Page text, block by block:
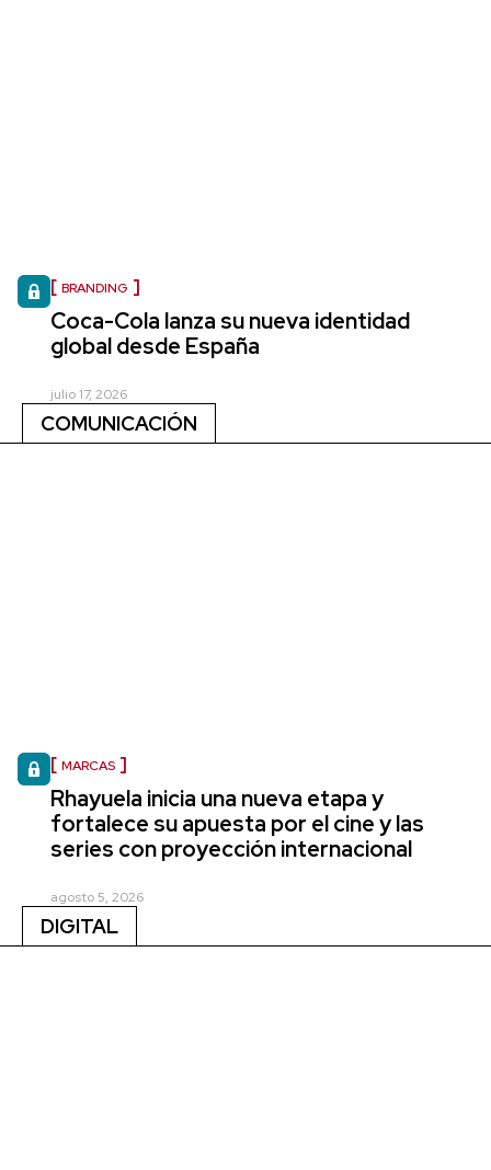
BRANDING
Coca-Cola lanza su nueva identidad
global desde España
julio 17, 2026
COMUNICACIÓN
MARCAS
Rhayuela inicia una nueva etapa y
fortalece su apuesta por el cine y las
series con proyección internacional
agosto 5, 2026
DIGITAL